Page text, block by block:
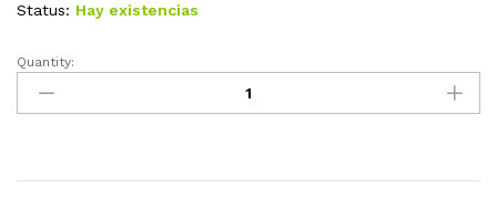
Status: Hay existencias
Juego
comedor
Quantity: